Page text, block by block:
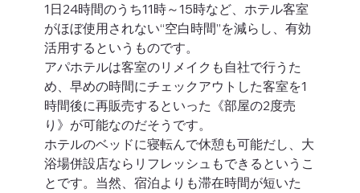
1日24時間のうち11時～15時など、ホテル客室
がほぼ使用されない“空白時間”を減らし、有効
活用するというものです。
アパホテルは客室のリメイクも自社で行うた
め、早めの時間にチェックアウトした客室を1
時間後に再販売するといった《部屋の2度売
り》が可能なのだそうです。
ホテルのベッドに寝転んで休憩も可能だし、大
浴場併設店ならリフレッシュもできるというこ
とです。当然、宿泊よりも滞在時間が短いた